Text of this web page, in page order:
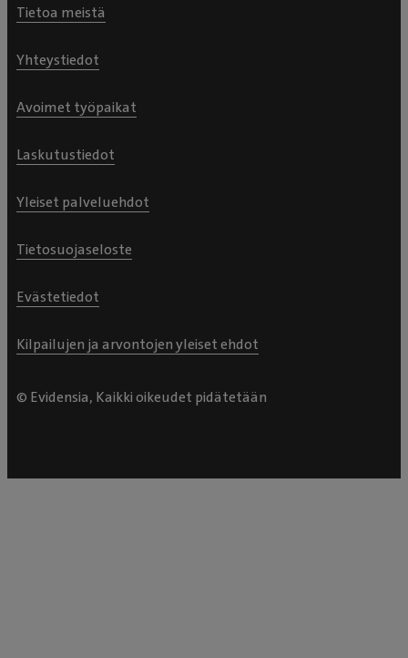
Tietoa meistä
Yhteystiedot
Avoimet työpaikat
Laskutustiedot
Yleiset palveluehdot
Tietosuojaseloste
Evästetiedot
Kilpailujen ja arvontojen yleiset ehdot
© Evidensia, Kaikki oikeudet pidätetään